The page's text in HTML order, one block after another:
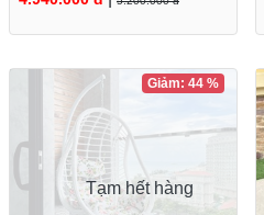
Tạm hết hàng
Giảm: 44 %